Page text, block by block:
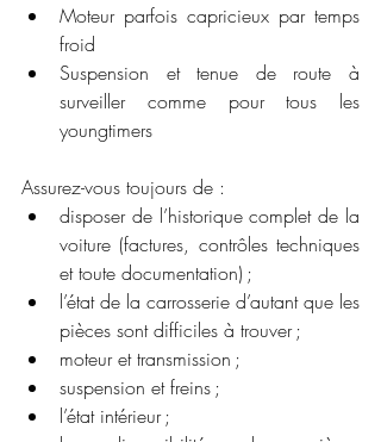
Moteur parfois capricieux par temps
froid
Suspension et tenue de route à
surveiller comme pour tous les
youngtimers
Assurez-vous toujours de :
disposer de l’historique complet de la
voiture (factures, contrôles techniques
et toute documentation) ;
l’état de la carrosserie d’autant que les
pièces sont difficiles à trouver ;
moteur et transmission ;
suspension et freins ;
l’état intérieur ;